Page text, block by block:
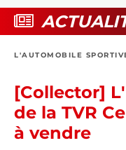
BOUTIQUE
L'AUTOMOBILE
[Collector]
de la TVR
à vendre